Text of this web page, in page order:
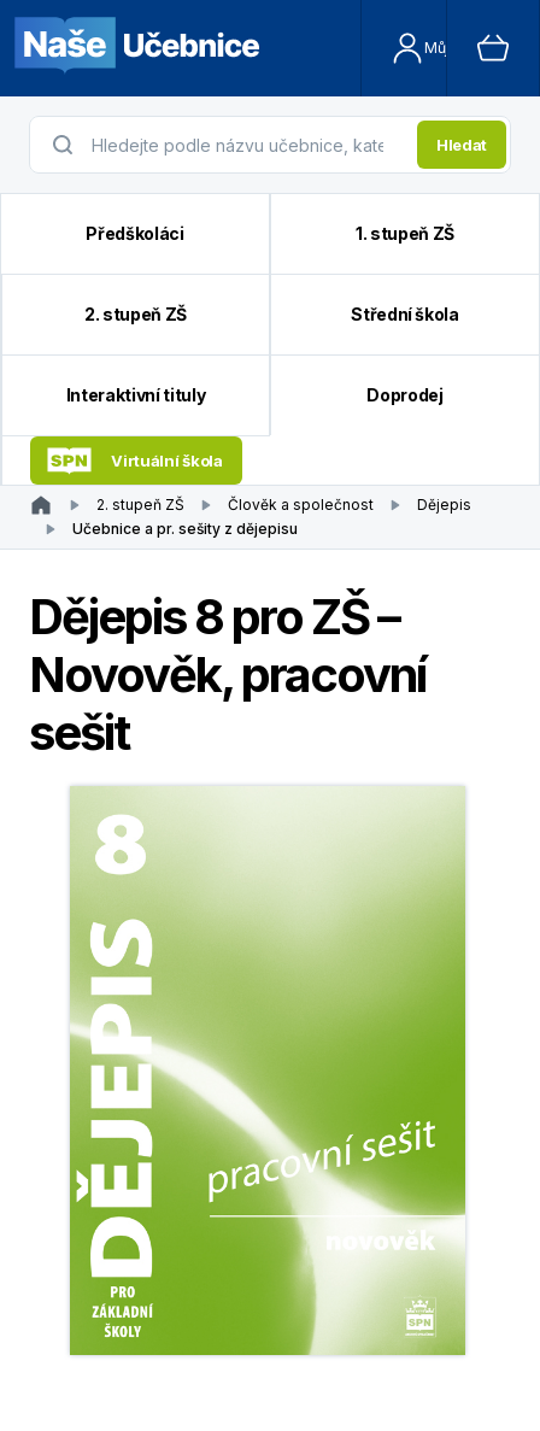
Můj účet
Hledat
Předškoláci 1. stupeň ZŠ
2. stupeň ZŠ Střední škola
Interaktivní tituly Doprodej
Virtuální škola
2. stupeň ZŠ Člověk a společnost
Dějepis
Učebnice a pr. sešity z dějepisu
Dějepis 8 pro ZŠ –
Novověk, pracovní
sešit